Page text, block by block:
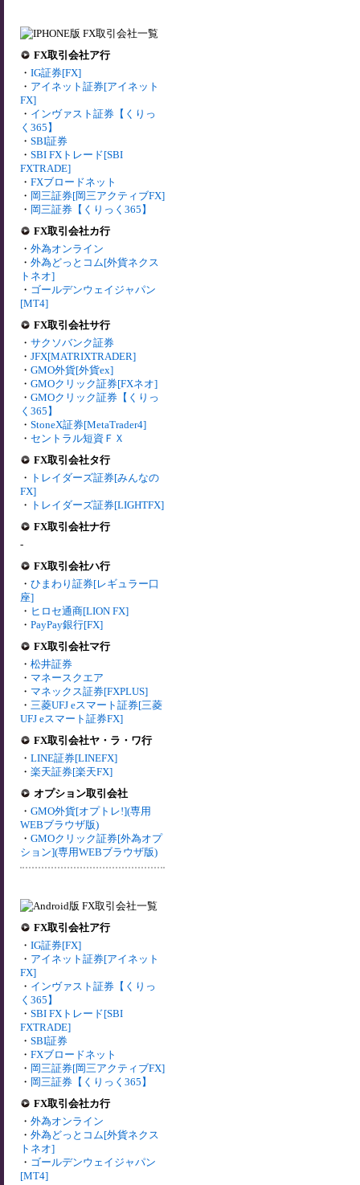
FX取引会社ア行
・ IG証券[FX]
・ アイネット証券[アイネット
FX]
・ インヴァスト証券【くりっ
く365】
・ SBI証券
・ SBI FXトレード[SBI
FXTRADE]
・ FXブロードネット
・ 岡三証券[岡三アクティブFX]
・ 岡三証券【くりっく365】
FX取引会社カ行
・ 外為オンライン
・ 外為どっとコム[外貨ネクス
トネオ]
・ ゴールデンウェイジャパン
[MT4]
FX取引会社サ行
・ サクソバンク証券
・ JFX[MATRIXTRADER]
・ GMO外貨[外貨ex]
・ GMOクリック証券[FXネオ]
・ GMOクリック証券【くりっ
く365】
・ StoneX証券[MetaTrader4]
・ セントラル短資ＦＸ
FX取引会社タ行
・ トレイダーズ証券[みんなの
FX]
・ トレイダーズ証券[LIGHTFX]
FX取引会社ナ行
-
FX取引会社ハ行
・ ひまわり証券[レギュラー口
座]
・ ヒロセ通商[LION FX]
・ PayPay銀行[FX]
FX取引会社マ行
・ 松井証券
・ マネースクエア
・ マネックス証券[FXPLUS]
・ 三菱UFJ eスマート証券[三菱
UFJ eスマート証券FX]
FX取引会社ヤ・ラ・ワ行
・ LINE証券[LINEFX]
・ 楽天証券[楽天FX]
オプション取引会社
・ GMO外貨[オプトレ!](専用
WEBブラウザ版)
・ GMOクリック証券[外為オプ
ション](専用WEBブラウザ版)
FX取引会社ア行
・ IG証券[FX]
・ アイネット証券[アイネット
FX]
・ インヴァスト証券【くりっ
く365】
・ SBI FXトレード[SBI
FXTRADE]
・ SBI証券
・ FXブロードネット
・ 岡三証券[岡三アクティブFX]
・ 岡三証券【くりっく365】
FX取引会社カ行
・ 外為オンライン
・ 外為どっとコム[外貨ネクス
トネオ]
・ ゴールデンウェイジャパン
[MT4]